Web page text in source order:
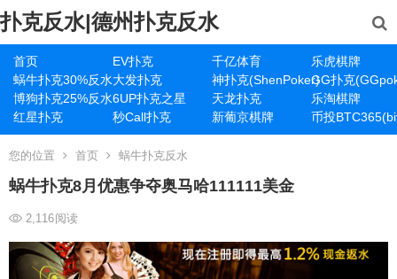
扑克反水|德州扑克反水
首页 EV扑克 千亿体育
乐虎棋牌
蜗牛扑克30%反水大发扑克 神扑克(ShenPoker)GG扑克
博狗扑克25%反水6UP扑克之星 天龙扑克
乐淘棋牌
红星扑克
秒Call扑克 新葡京棋牌 币投
您的位置 首页 蜗牛扑克反水
蜗牛扑克8月优惠争夺奥马哈111111美金
2,116阅读